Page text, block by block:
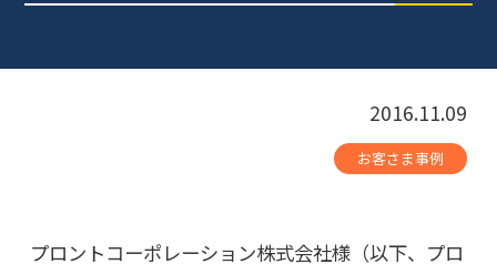
2016.11.09
お客さま事例
プロントコーポレーション株式会社様（以下、プロ